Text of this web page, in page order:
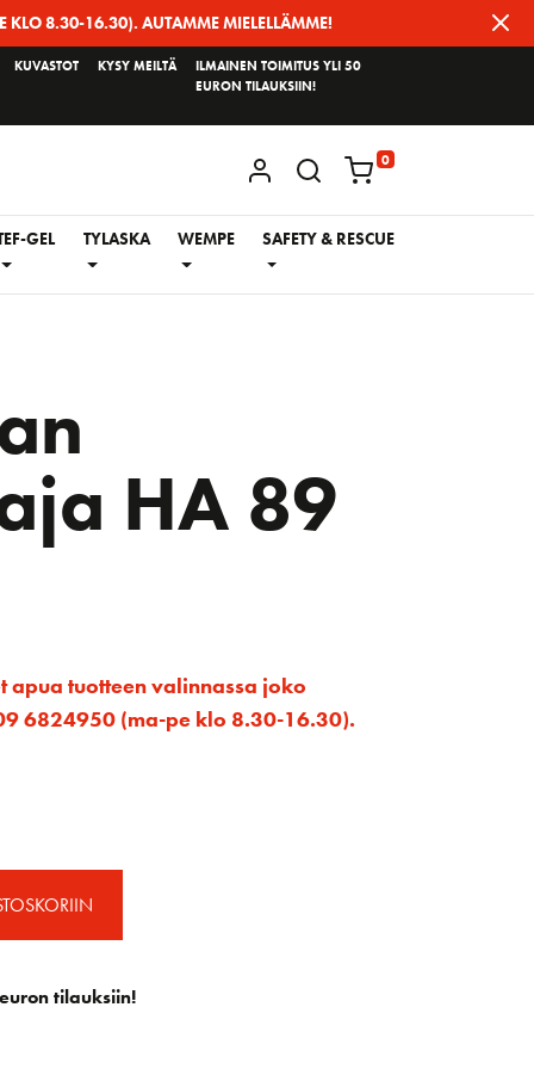
KLO 8.30-16.30). AUTAMME MIELELLÄMME!
KUVASTOT KYSY MEILTÄ
ILMAINEN TOIMITUS YLI 50
EURON TILAUKSIIN!
KIRJAUDU / REKISTERÖIDY
0
GEL TYLASKA WEMPE SAFETY & RESCUE
HA 89
apua tuotteen valinnassa joko
6824950 (ma-pe klo 8.30-16.30).
tilauksiin!